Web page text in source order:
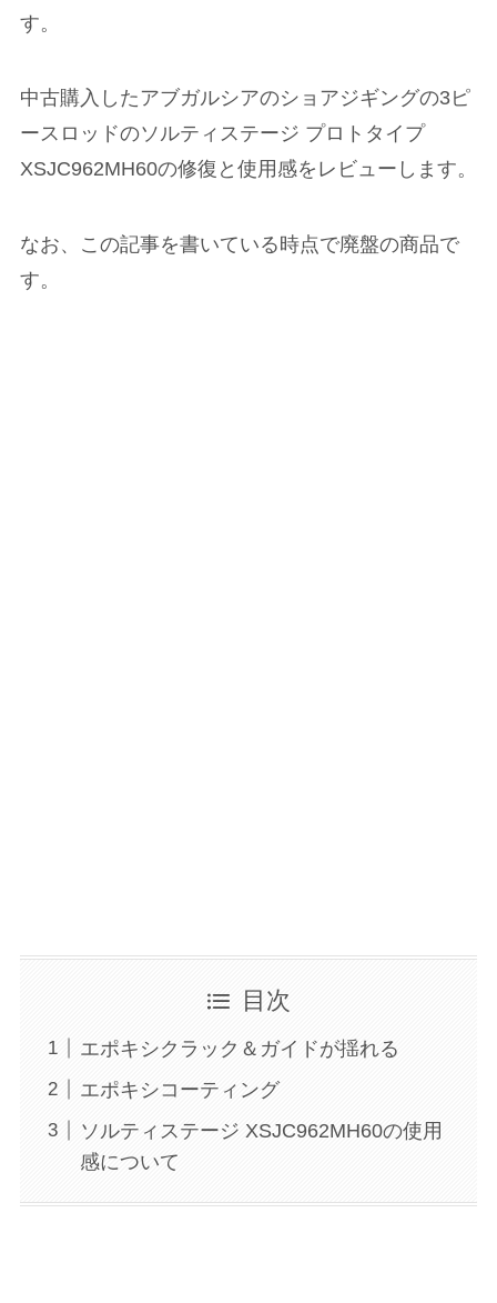
す。
中古購入したアブガルシアのショアジギングの3ピ
ースロッドのソルティステージ プロトタイプ
XSJC962MH60の修復と使用感をレビューします。
なお、この記事を書いている時点で廃盤の商品で
す。
目次
エポキシクラック＆ガイドが揺れる
エポキシコーティング
ソルティステージ XSJC962MH60の使用
感について